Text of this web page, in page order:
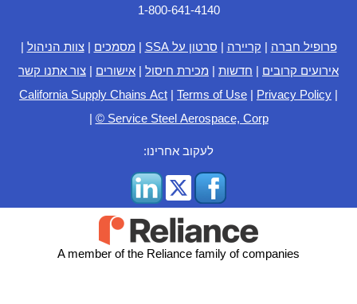
1-800-641-4140
פרופיל חברה|קריירה|סרטון על SSA |מסמכים|צוות הניהול|
אירועים קרובים| חדשות| מכירת חיסול| אישורים| צור אתנו קשר
California Supply Chains Act |Terms of Use |Privacy Policy
|© Service Steel Aerospace, Corp
לעקוב אחרינו:
A member of the Reliance family of companies